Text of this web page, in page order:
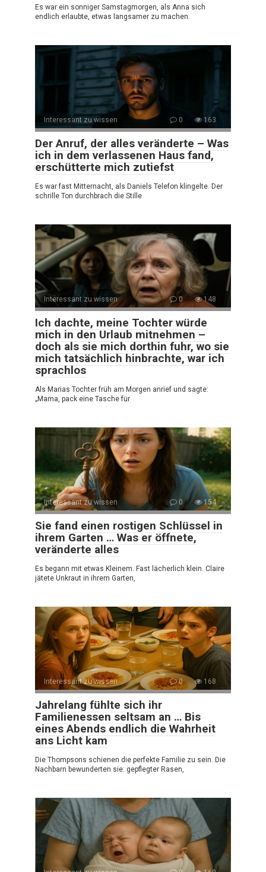
Es war ein sonniger Samstagmorgen, als Anna sich
endlich erlaubte, etwas langsamer zu machen.
Interessant zu wissen 0 163
Der Anruf, der alles veränderte – Was
ich in dem verlassenen Haus fand,
erschütterte mich zutiefst
Es war fast Mitternacht, als Daniels Telefon klingelte. Der
schrille Ton durchbrach die Stille
Interessant zu wissen 0 148
Ich dachte, meine Tochter würde
mich in den Urlaub mitnehmen –
doch als sie mich dorthin fuhr, wo sie
mich tatsächlich hinbrachte, war ich
sprachlos
Als Marias Tochter früh am Morgen anrief und sagte:
„Mama, pack eine Tasche für
Interessant zu wissen 0 154
Sie fand einen rostigen Schlüssel in
ihrem Garten … Was er öffnete,
veränderte alles
Es begann mit etwas Kleinem. Fast lächerlich klein. Claire
jätete Unkraut in ihrem Garten,
Interessant zu wissen 0 168
Jahrelang fühlte sich ihr
Familienessen seltsam an … Bis
eines Abends endlich die Wahrheit
ans Licht kam
Die Thompsons schienen die perfekte Familie zu sein. Die
Nachbarn bewunderten sie: gepflegter Rasen,